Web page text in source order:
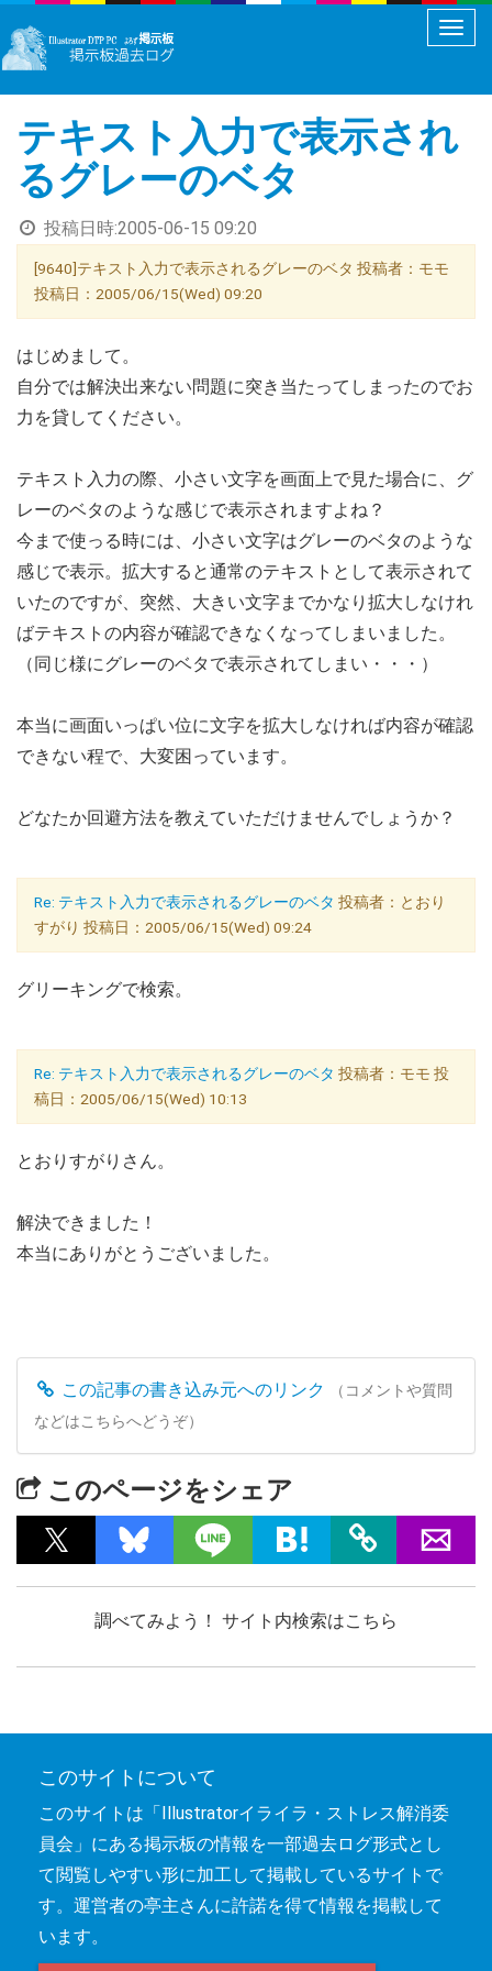
メ
ュ
ー
切
え
テキスト入力で表示され
るグレーのベタ
投稿日時:2005-06-15 09:20
[9640]テキスト入力で表示されるグレーのベタ 投稿者：モモ
投稿日：2005/06/15(Wed) 09:20
はじめまして。
自分では解決出来ない問題に突き当たってしまったのでお
力を貸してください。
テキスト入力の際、小さい文字を画面上で見た場合に、グ
レーのベタのような感じで表示されますよね？
今まで使っる時には、小さい文字はグレーのベタのような
感じで表示。拡大すると通常のテキストとして表示されて
いたのですが、突然、大きい文字までかなり拡大しなけれ
ばテキストの内容が確認できなくなってしまいました。
（同じ様にグレーのベタで表示されてしまい・・・）
本当に画面いっぱい位に文字を拡大しなければ内容が確認
できない程で、大変困っています。
どなたか回避方法を教えていただけませんでしょうか？
Re: テキスト入力で表示されるグレーのベタ 投稿者：とおり
すがり 投稿日：2005/06/15(Wed) 09:24
グリーキングで検索。
Re: テキスト入力で表示されるグレーのベタ 投稿者：モモ 投
稿日：2005/06/15(Wed) 10:13
とおりすがりさん。
解決できました！
本当にありがとうございました。
この記事の書き込み元へのリンク
（コメントや質問
などはこちらへどうぞ）
このページをシェア
調べてみよう！ サイト内検索はこちら
このサイトについて
このサイトは「Illustratorイライラ・ストレス解消委
員会」にある掲示板の情報を一部過去ログ形式とし
て閲覧しやすい形に加工して掲載しているサイトで
す。運営者の亭主さんに許諾を得て情報を掲載して
います。